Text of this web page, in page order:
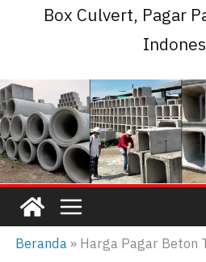
Box Culvert, Pagar
Beranda» Harga Pagar Beton